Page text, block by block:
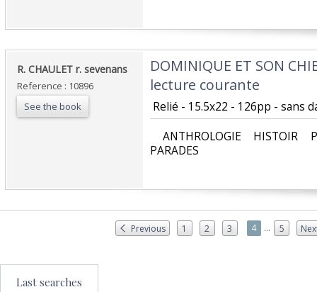
‎R. CHAULET r. sevenans‎
Reference : 10896
See the book
‎DOMINIQUE ET SON
lecture courante‎
Relié - 15.5x22 - 126pp - sans
ANTHROLOGIE HISTOIR
PARADES‎
Previous 1 2 3 4 ... 5
Last searches